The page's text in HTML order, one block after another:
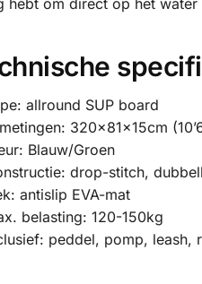
hebt om direct op het water
allround SUP board
320x81x15cm
Blauw/Groen
drop-stitch,
antislip EVA-mat
belasting: 120-150kg
peddel, pomp, leash,